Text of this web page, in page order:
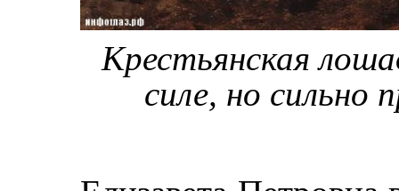
Крестьянская
силе, но сильно